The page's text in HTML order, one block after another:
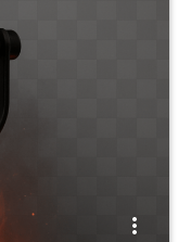
između emisija.
domaće i
trenutke
more_vert